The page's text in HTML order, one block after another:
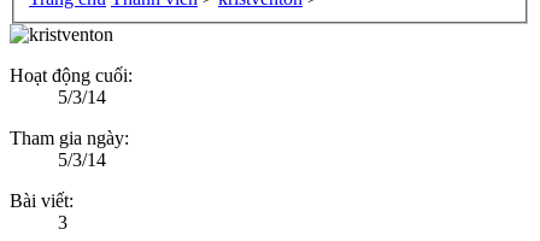
Hoạt động cuối:
5/3/14
Tham gia ngày:
5/3/14
Bài viết:
3